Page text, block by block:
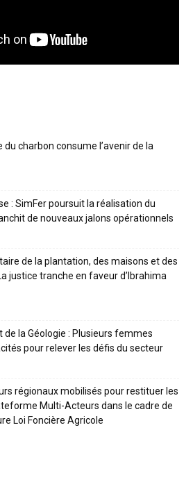
du charbon consume l’avenir de la
: SimFer poursuit la réalisation du
de nouveaux jalons opérationnels
de la plantation, des maisons et des
justice tranche en faveur d’Ibrahima
de la Géologie : Plusieurs femmes
pour relever les défis du secteur
régionaux mobilisés pour restituer les
Multi-Acteurs dans le cadre de
Loi Foncière Agricole